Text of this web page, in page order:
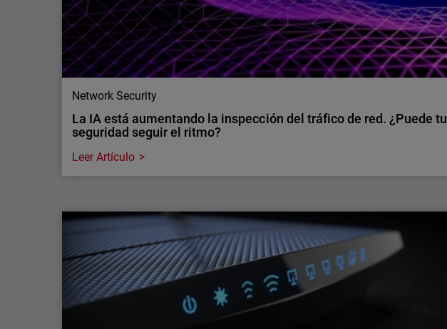
críticas.
Network Security
La IA está aumentando la inspección del tráfico de red. ¿Puede tu
seguridad seguir el ritmo?
La IA está aumentando la inspección del tráfico de red. ¿Puede tu
seguridad seguir el ritmo?
La IA está incrementando el tráfico cifrado y las exigencias de inspección
en las redes empresariales. Descubre por qué mantener la visibilidad a
gran escala se está convirtiendo en un requisito crítico de seguridad.
Leer Artículo